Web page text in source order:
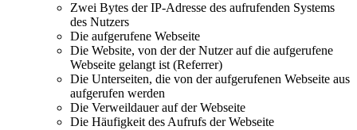
Zwei Bytes der IP-Adresse des aufrufenden Systems
des Nutzers
Die aufgerufene Webseite
Die Website, von der der Nutzer auf die aufgerufene
Webseite gelangt ist (Referrer)
Die Unterseiten, die von der aufgerufenen Webseite aus
aufgerufen werden
Die Verweildauer auf der Webseite
Die Häufigkeit des Aufrufs der Webseite